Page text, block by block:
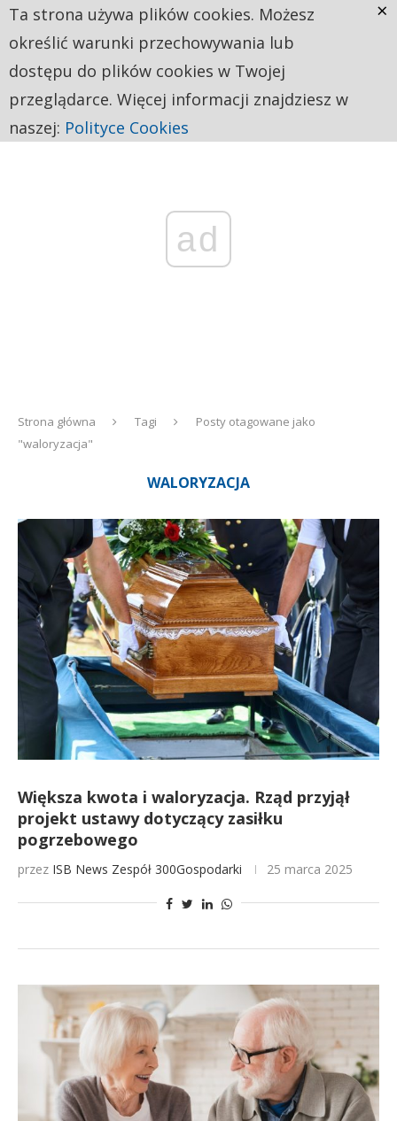
ad
Strona główna Tagi
Posty otagowane jako
"waloryzacja"
WALORYZACJA
Większa kwota i waloryzacja. Rząd przyjął
projekt ustawy dotyczący zasiłku
pogrzebowego
przez ISB News Zespół 300Gospodarki 25 marca 2025
Ta strona używa plików cookies. Możesz
określić warunki przechowywania lub
dostępu do plików cookies w Twojej
przeglądarce. Więcej informacji znajdziesz w
naszej: Polityce Cookies
×